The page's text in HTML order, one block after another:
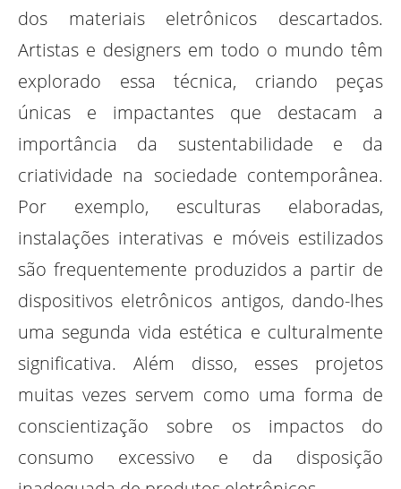
dos materiais eletrônicos descartados.
Artistas e designers em todo o mundo têm
explorado essa técnica, criando peças
únicas e impactantes que destacam a
importância da sustentabilidade e da
criatividade na sociedade contemporânea.
Por exemplo, esculturas elaboradas,
instalações interativas e móveis estilizados
são frequentemente produzidos a partir de
dispositivos eletrônicos antigos, dando-lhes
uma segunda vida estética e culturalmente
significativa. Além disso, esses projetos
muitas vezes servem como uma forma de
conscientização sobre os impactos do
consumo excessivo e da disposição